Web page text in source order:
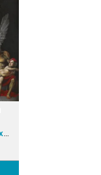
Юрій Андрухович